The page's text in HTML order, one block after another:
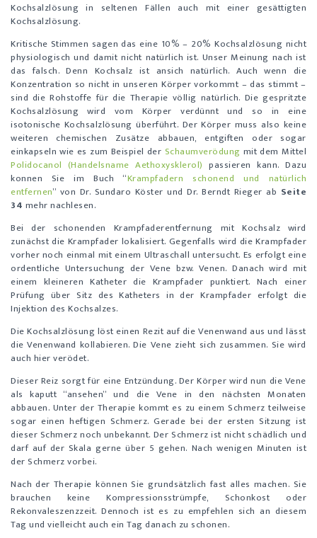
Kochsalzlösung in seltenen Fällen auch mit einer gesättigten
Kochsalzlösung.
Kritische Stimmen sagen das eine 10% – 20% Kochsalzlösung nicht
physiologisch und damit nicht natürlich ist. Unser Meinung nach ist
das falsch. Denn Kochsalz ist ansich natürlich. Auch wenn die
Konzentration so nicht in unseren Körper vorkommt – das stimmt –
sind die Rohstoffe für die Therapie völlig natürlich. Die gespritzte
Kochsalzlösung wird vom Körper verdünnt und so in eine
isotonische Kochsalzlösung überführt. Der Körper muss also keine
weiteren chemischen Zusätze abbauen, entgiften oder sogar
einkapseln wie es zum Beispiel der Schaumverödung mit dem Mittel
Polidocanol (Handelsname Aethoxysklerol) passieren kann. Dazu
konnen Sie im Buch “Krampfadern schonend und natürlich
entfernen” von Dr. Sundaro Köster und Dr. Berndt Rieger ab Seite
34 mehr nachlesen.
Bei der schonenden Krampfaderentfernung mit Kochsalz wird
zunächst die Krampfader lokalisiert. Gegenfalls wird die Krampfader
vorher noch einmal mit einem Ultraschall untersucht. Es erfolgt eine
ordentliche Untersuchung der Vene bzw. Venen. Danach wird mit
einem kleineren Katheter die Krampfader punktiert. Nach einer
Prüfung über Sitz des Katheters in der Krampfader erfolgt die
Injektion des Kochsalzes.
Die Kochsalzlösung löst einen Rezit auf die Venenwand aus und lässt
die Venenwand kollabieren. Die Vene zieht sich zusammen. Sie wird
auch hier verödet.
Dieser Reiz sorgt für eine Entzündung. Der Körper wird nun die Vene
als kaputt “ansehen” und die Vene in den nächsten Monaten
abbauen. Unter der Therapie kommt es zu einem Schmerz teilweise
sogar einen heftigen Schmerz. Gerade bei der ersten Sitzung ist
dieser Schmerz noch unbekannt. Der Schmerz ist nicht schädlich und
darf auf der Skala gerne über 5 gehen. Nach wenigen Minuten ist
der Schmerz vorbei.
Nach der Therapie können Sie grundsätzlich fast alles machen. Sie
brauchen keine Kompressionsstrümpfe, Schonkost oder
Rekonvaleszenzzeit. Dennoch ist es zu empfehlen sich an diesem
Tag und vielleicht auch ein Tag danach zu schonen.